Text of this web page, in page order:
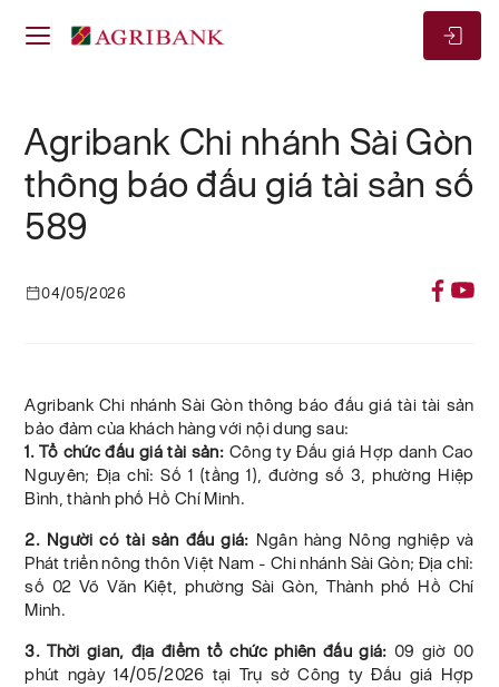
Agribank Chi nhánh Sài Gòn
thông báo đấu giá tài sản số
589
04/05/2026
Agribank Chi nhánh Sài Gòn thông báo đấu giá tài tài sản
bảo đảm của khách hàng với nội dung sau:
1. Tổ chức đấu giá tài sản: Công ty Đấu giá Hợp danh Cao
Nguyên; Địa chỉ: Số 1 (tầng 1), đường số 3, phường Hiệp
Bình, thành phố Hồ Chí Minh.
2. Người có tài sản đấu giá: Ngân hàng Nông nghiệp và
Phát triển nông thôn Việt Nam - Chi nhánh Sài Gòn; Địa chỉ:
số 02 Võ Văn Kiệt, phường Sài Gòn, Thành phố Hồ Chí
Minh.
3. Thời gian, địa điểm tổ chức phiên đấu giá: 09 giờ 00
phút ngày 14/05/2026 tại Trụ sở Công ty Đấu giá Hợp